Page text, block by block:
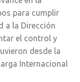
para cumplir
a la Dirección
el control y
desde la
Internacional